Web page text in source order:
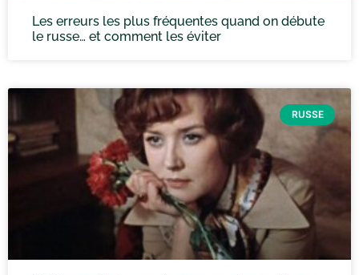
Les erreurs les plus fréquentes quand on débute
le russe… et comment les éviter
RUSSE